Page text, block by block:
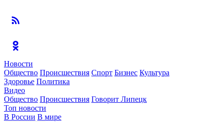
Новости
Общество Происшествия Спорт Бизнес Культура
Здоровье Политика
Видео
Общество Происшествия Говорит Липецк
Топ новости
В России В мире